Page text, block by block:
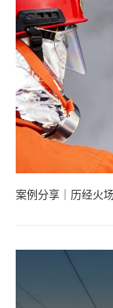
案例分享｜历经火